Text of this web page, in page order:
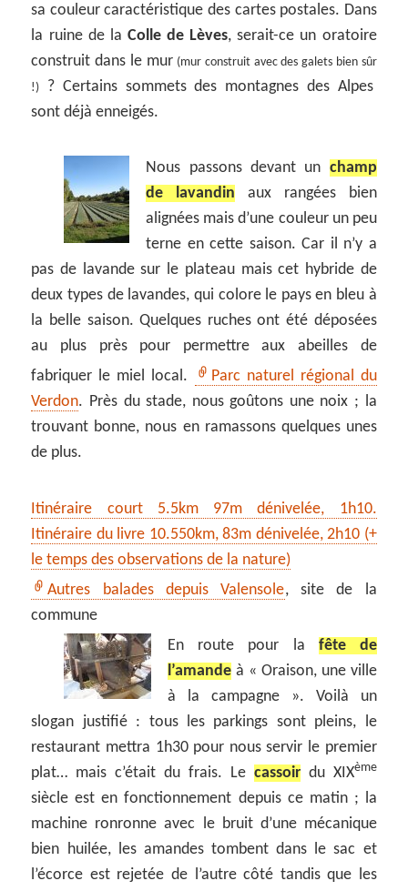
sa couleur caractéristique des cartes postales. Dans
la ruine de la Colle de Lèves, serait-ce un oratoire
construit dans le mur (mur construit avec des galets bien sûr
!)
? Certains sommets des montagnes des Alpes
sont déjà enneigés.
Nous passons devant un champ
de lavandin aux rangées bien
alignées mais d’une couleur un peu
terne en cette saison. Car il n’y a
pas de lavande sur le plateau mais cet hybride de
deux types de lavandes, qui colore le pays en bleu à
la belle saison. Quelques ruches ont été déposées
au plus près pour permettre aux abeilles de
fabriquer le miel local.
Parc naturel régional du
Verdon. Près du stade, nous goûtons une noix ; la
trouvant bonne, nous en ramassons quelques unes
de plus.
Itinéraire court 5.5km 97m dénivelée, 1h10.
Itinéraire du livre 10.550km, 83m dénivelée, 2h10 (+
le temps des observations de la nature)
Autres balades depuis Valensole, site de la
commune
En route pour la fête de
l’amande à « Oraison, une ville
à la campagne ». Voilà un
slogan justifié : tous les parkings sont pleins, le
restaurant mettra 1h30 pour nous servir le premier
plat… mais c’était du frais. Le cassoirdu XIXème
siècle est en fonctionnement depuis ce matin ; la
machine ronronne avec le bruit d’une mécanique
bien huilée, les amandes tombent dans le sac et
l’écorce est rejetée de l’autre côté tandis que les